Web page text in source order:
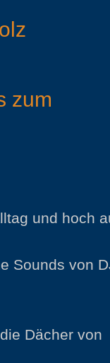
und hoch
Sounds von
Dächer von